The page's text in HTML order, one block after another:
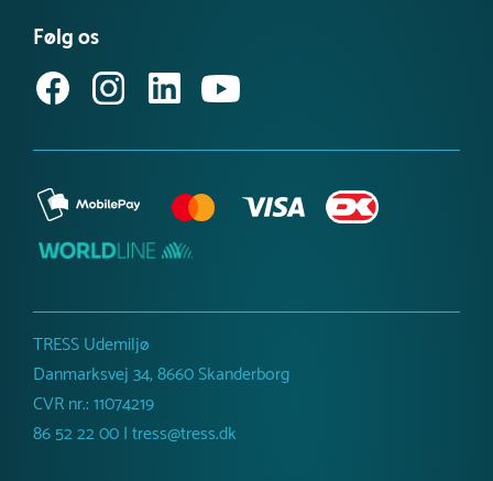
Få vores nyhedsbrev
Købsvilkår (erhverv)
Følg os
TRESS Udemiljø
Danmarksvej 34, 8660 Skanderborg
CVR nr.: 11074219
86 52 22 00 | tress@tress.dk